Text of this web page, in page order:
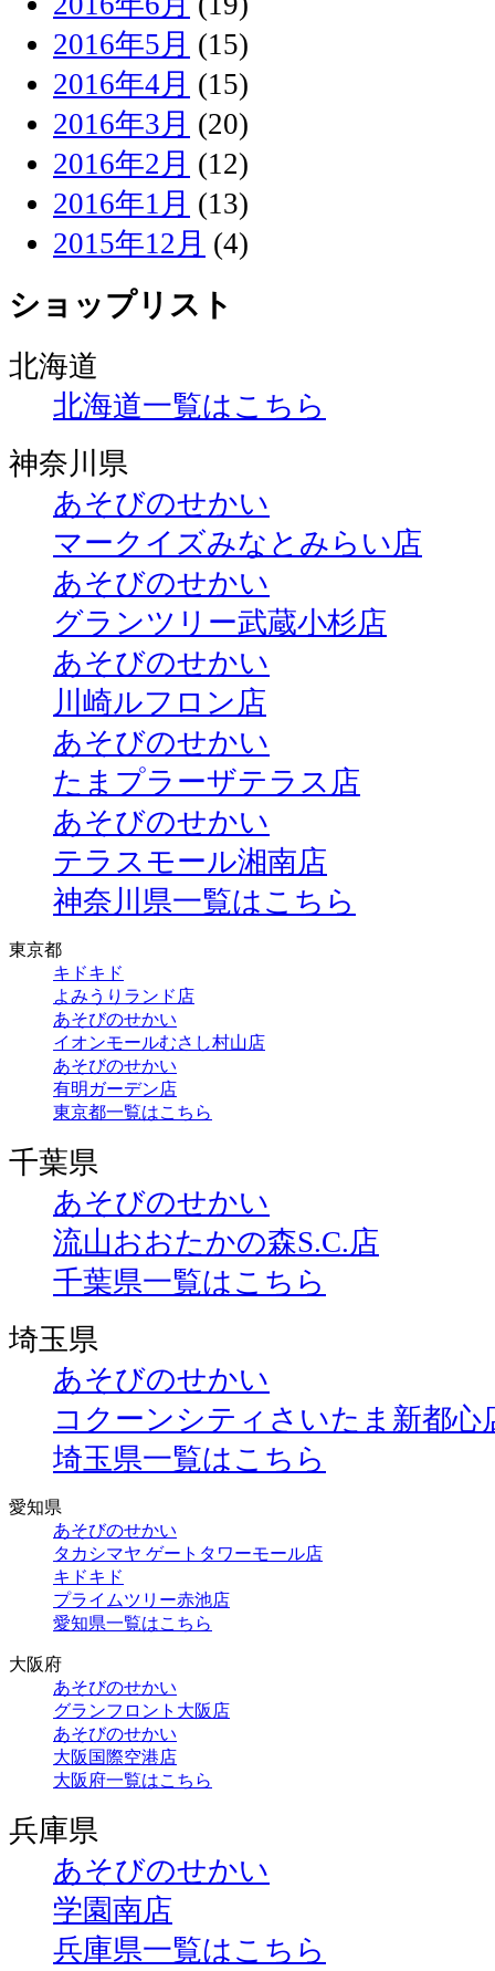
2016年5月 (15)
2016年4月 (15)
2016年3月 (20)
2016年2月 (12)
2016年1月 (13)
2015年12月 (4)
ショップリスト
北海道
北海道一覧はこちら
神奈川県
あそびのせかい
マークイズみなとみらい店
あそびのせかい
グランツリー武蔵小杉店
あそびのせかい
川崎ルフロン店
あそびのせかい
たまプラーザテラス店
あそびのせかい
テラスモール湘南店
神奈川県一覧はこちら
東京都
キドキド
よみうりランド店
あそびのせかい
イオンモールむさし村山店
あそびのせかい
有明ガーデン店
東京都一覧はこちら
千葉県
あそびのせかい
流山おおたかの森S.C.店
千葉県一覧はこちら
埼玉県
あそびのせかい
コクーンシティさいたま新都心
埼玉県一覧はこちら
愛知県
あそびのせかい
タカシマヤ ゲートタワーモール店
キドキド
プライムツリー赤池店
愛知県一覧はこちら
大阪府
あそびのせかい
グランフロント大阪店
あそびのせかい
大阪国際空港店
大阪府一覧はこちら
兵庫県
あそびのせかい
学園南店
兵庫県一覧はこちら